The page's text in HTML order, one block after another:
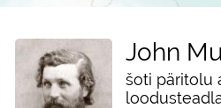
John
šoti päritolu